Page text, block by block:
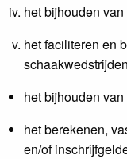
het bijhouden
het faciliteren en
het bijhouden
het berekenen,
en/of